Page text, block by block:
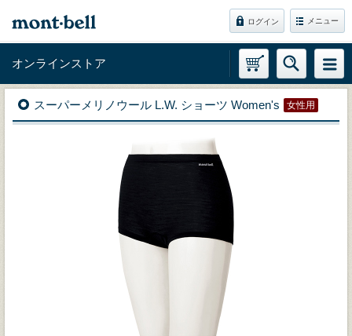
ログイン メニュー
オンラインストア
スーパーメリノウール L.W. ショーツ Women's 女性用